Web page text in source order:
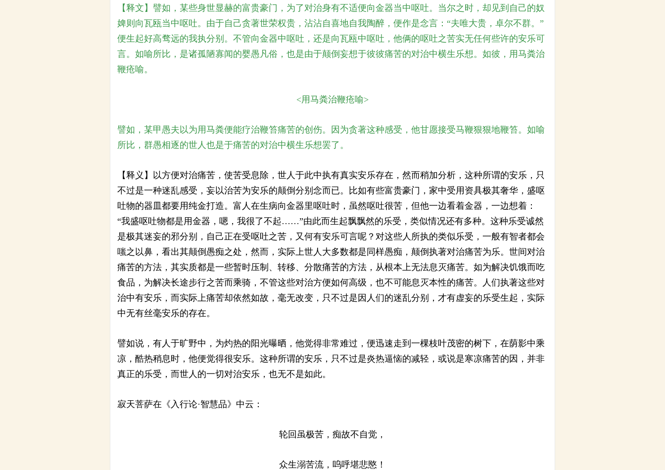
【释文】譬如，某些身世显赫的富贵豪门，为了对治身有不适便向金器当中呕吐。当尔之时，却见到自己的奴
婢则向瓦瓯当中呕吐。由于自己贪著世荣权贵，沾沾自喜地自我陶醉，便作是念言：“夫唯大贵，卓尔不群。”
便生起好高骛远的我执分别。不管向金器中呕吐，还是向瓦瓯中呕吐，他俩的呕吐之苦实无任何些许的安乐可
言。如喻所比，是诸孤陋寡闻的婴愚凡俗，也是由于颠倒妄想于彼彼痛苦的对治中横生乐想。如彼，用马粪治
鞭疮喻。
<用马粪治鞭疮喻>
譬如，某甲愚夫以为用马粪便能疗治鞭笞痛苦的创伤。因为贪著这种感受，他甘愿接受马鞭狠狠地鞭笞。如喻
所比，群愚相逐的世人也是于痛苦的对治中横生乐想罢了。
【释义】以方便对治痛苦，使苦受息除，世人于此中执有真实安乐存在，然而稍加分析，这种所谓的安乐，只
不过是一种迷乱感受，妄以治苦为安乐的颠倒分别念而已。比如有些富贵豪门，家中受用资具极其奢华，盛呕
吐物的器皿都要用纯金打造。富人在生病向金器里呕吐时，虽然呕吐很苦，但他一边看着金器，一边想着：
“我盛呕吐物都是用金器，嗯，我很了不起……”由此而生起飘飘然的乐受，类似情况还有多种。这种乐受诚然
是极其迷妄的邪分别，自己正在受呕吐之苦，又何有安乐可言呢？对这些人所执的类似乐受，一般有智者都会
嗤之以鼻，看出其颠倒愚痴之处，然而，实际上世人大多数都是同样愚痴，颠倒执著对治痛苦为乐。世间对治
痛苦的方法，其实质都是一些暂时压制、转移、分散痛苦的方法，从根本上无法息灭痛苦。如为解决饥饿而吃
食品，为解决长途步行之苦而乘骑，不管这些对治方便如何高级，也不可能息灭本性的痛苦。人们执著这些对
治中有安乐，而实际上痛苦却依然如故，毫无改变，只不过是因人们的迷乱分别，才有虚妄的乐受生起，实际
中无有丝毫安乐的存在。
譬如说，有人于旷野中，为灼热的阳光曝晒，他觉得非常难过，便迅速走到一棵枝叶茂密的树下，在荫影中乘
凉，酷热稍息时，他便觉得很安乐。这种所谓的安乐，只不过是炎热逼恼的减轻，或说是寒凉痛苦的因，并非
真正的乐受，而世人的一切对治安乐，也无不是如此。
寂天菩萨在《入行论·智慧品》中云：
轮回虽极苦，痴故不自觉，
众生溺苦流，呜呼堪悲愍！